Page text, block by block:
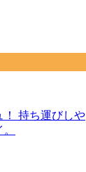
！ 持ち運びしや